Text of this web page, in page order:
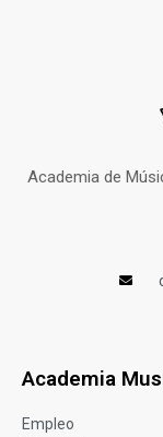
Academia de
Academia
Empleo